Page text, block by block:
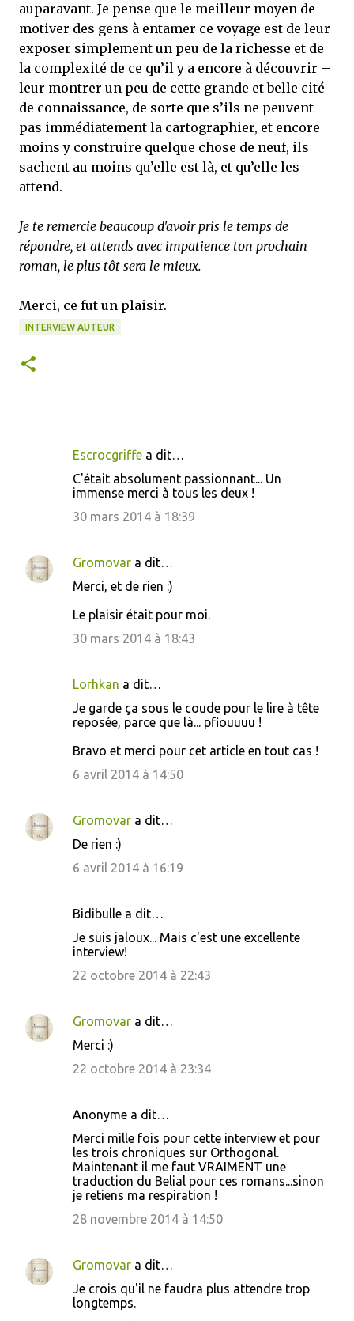
auparavant. Je pense que le meilleur moyen de
motiver des gens à entamer ce voyage est de leur
exposer simplement un peu de la richesse et de
la complexité de ce qu’il y a encore à découvrir –
leur montrer un peu de cette grande et belle cité
de connaissance, de sorte que s’ils ne peuvent
pas immédiatement la cartographier, et encore
moins y construire quelque chose de neuf, ils
sachent au moins qu’elle est là, et qu’elle les
attend.
Je te remercie beaucoup d'avoir pris le temps de
répondre, et attends avec impatience ton prochain
roman, le plus tôt sera le mieux.
Merci, ce fut un plaisir.
INTERVIEW AUTEUR
e
n
Escrocgriffe a dit…
C'était absolument passionnant... Un
immense merci à tous les deux !
30 mars 2014 à 18:39
Gromovar a dit…
Merci, et de rien :)
Le plaisir était pour moi.
30 mars 2014 à 18:43
Lorhkan a dit…
Je garde ça sous le coude pour le lire à tête
reposée, parce que là... pfiouuuu !
Bravo et merci pour cet article en tout cas !
6 avril 2014 à 14:50
Gromovar a dit…
De rien :)
6 avril 2014 à 16:19
Bidibulle a dit…
Je suis jaloux... Mais c'est une excellente
interview!
22 octobre 2014 à 22:43
Gromovar a dit…
Merci :)
22 octobre 2014 à 23:34
Anonyme a dit…
Merci mille fois pour cette interview et pour
les trois chroniques sur Orthogonal.
Maintenant il me faut VRAIMENT une
traduction du Belial pour ces romans...sinon
je retiens ma respiration !
28 novembre 2014 à 14:50
Gromovar a dit…
Je crois qu'il ne faudra plus attendre trop
longtemps.